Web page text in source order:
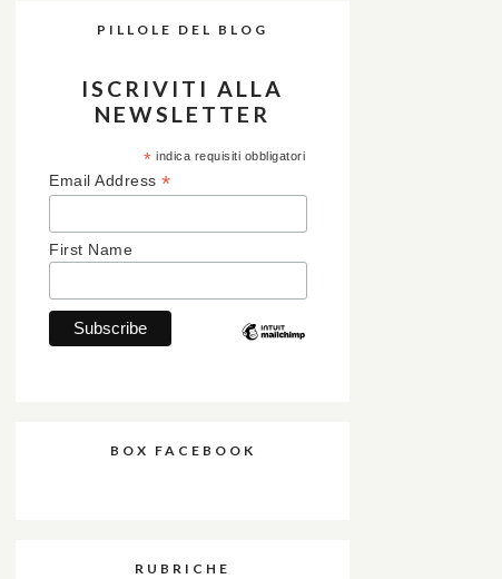
PILLOLE DEL BLOG
ISCRIVITI ALLA
NEWSLETTER
* indica requisiti obbligatori
Email Address *
First Name
BOX FACEBOOK
RUBRICHE